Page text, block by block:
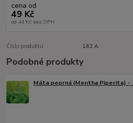
cena od
49 Kč
od 44 Kč bez DPH
Číslo produktu: 162 A
Podobné produkty
Máta peprná (Mentha Piperita) -